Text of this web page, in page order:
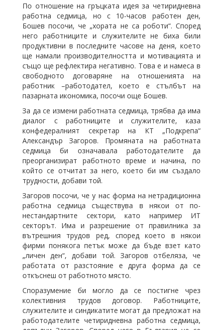
По отношение на гръцката идея за четиридневна
работна седмица, но с 10-часов работен ден,
Бошев посочи, че „хората не са роботи“. Според
него работниците и служителите не биха били
продуктивни в последните часове на деня, което
ще намали производителността и мотивацията и
също ще рефлектира негативно. Това е и намеса в
свободното договаряне на отношенията на
работник –работодател, което е стълбът на
пазарната икономика, посочи още Бошев.
За да се измени работната седмица, трябва да има
диалог с работниците и служителите, каза
конфедералният секретар на КТ „Подкрепа“
Александър Загоров. Промяната на работната
седмица би означавала работодателите да
преорганизират работното време и начина, по
който се отчитат за него, което би им създало
трудности, добави той.
Загоров посочи, че у нас форма на нетрадиционна
работна седмица съществува в някои от по-
нестандартните сектори, като например ИТ
секторът. Има и разрешение от правилника за
вътрешния трудов ред, според което в някои
фирми понякога петък може да бъде взет като
„личен ден“, добави той. Загоров отбеляза, че
работата от разстояние е друга форма да се
откъснеш от работното място.
Споразумение би могло да се постигне чрез
колективния трудов договор. Работниците,
служителите и синдикатите могат да предложат на
работодателите четиридневна работна седмица,